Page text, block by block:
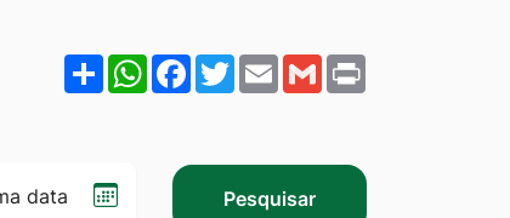
ShareWhatsApp
Facebook
Twitter
EmailGmail
Selecionar
Pesquisar